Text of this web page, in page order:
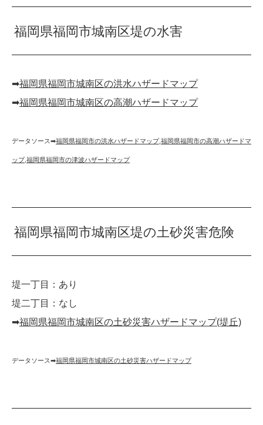
福岡県福岡市城南区堤の水害
➡︎福岡県福岡市城南区の洪水ハザードマップ
➡︎福岡県福岡市城南区の高潮ハザードマップ
データソース➡︎福岡県福岡市の洪水ハザードマップ,福岡県福岡市の高潮ハザードマ
ップ,福岡県福岡市の津波ハザードマップ
福岡県福岡市城南区堤の土砂災害危険
堤一丁目：あり
堤二丁目：なし
➡︎福岡県福岡市城南区の土砂災害ハザードマップ(堤丘)
データソース➡︎福岡県福岡市城南区の土砂災害ハザードマップ